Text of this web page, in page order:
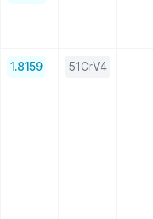
1.8159 51CrV4